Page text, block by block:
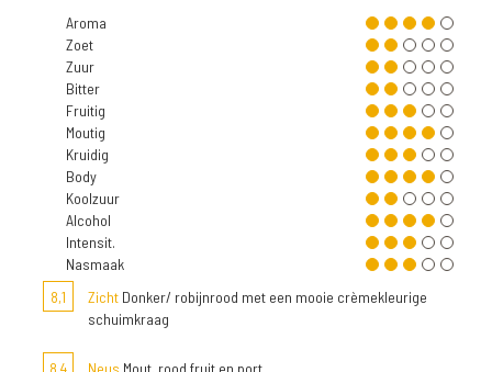
Aroma
Zoet
Zuur
Bitter
Fruitig
Moutig
Kruidig
Body
Koolzuur
Alcohol
Intensit.
Nasmaak
8,1
Zicht Donker/ robijnrood met een mooie crèmekleurige
schuimkraag